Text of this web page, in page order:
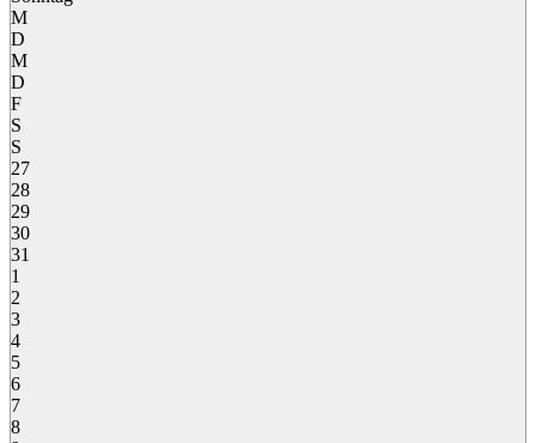
M
D
M
D
F
S
S
27
28
29
30
31
1
2
3
4
5
6
7
8